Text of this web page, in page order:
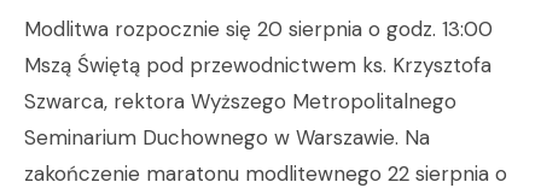
Modlitwa rozpocznie się 20 sierpnia o godz. 13:00
Mszą Świętą pod przewodnictwem ks. Krzysztofa
Szwarca, rektora Wyższego Metropolitalnego
Seminarium Duchownego w Warszawie. Na
zakończenie maratonu modlitewnego 22 sierpnia o